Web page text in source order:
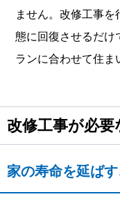
ません。改修工事
態に回復させるだけ
ランに合わせて住ま
改修工事が必要
家の寿命を延ば